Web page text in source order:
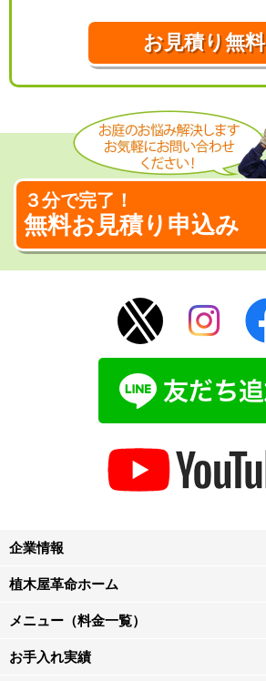
お見積り無料
３分で完了！
無料お見積り申込み
企業情報
植木屋革命ホーム
メニュー（料金一覧）
お手入れ実績